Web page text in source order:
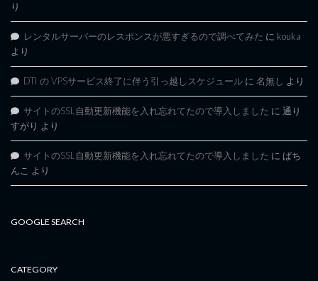
り
レンタルサーバーのレスポンスが悪すぎるので調べてみた に kouka
より
DTI の VPSサービス終了に伴う引っ越しスケジュール に 名無し より
サイトのSSL自動更新機能を入れ忘れてたので導入しました に 通り
すがり より
サイトのSSL自動更新機能を入れ忘れてたので導入しました に ぱち
んこ より
GOOGLE SEARCH
CATEGORY